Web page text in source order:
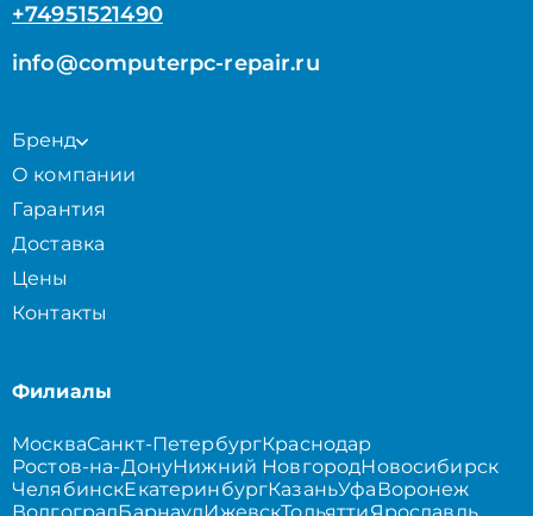
+74951521490
info@computerpc-repair.ru
Бренд
О компании
Гарантия
Доставка
Цены
Контакты
Филиалы
МоскваСанкт-ПетербургКраснодар
Ростов-на-ДонуНижний НовгородНовосибирск
ЧелябинскЕкатеринбургКазаньУфаВоронеж